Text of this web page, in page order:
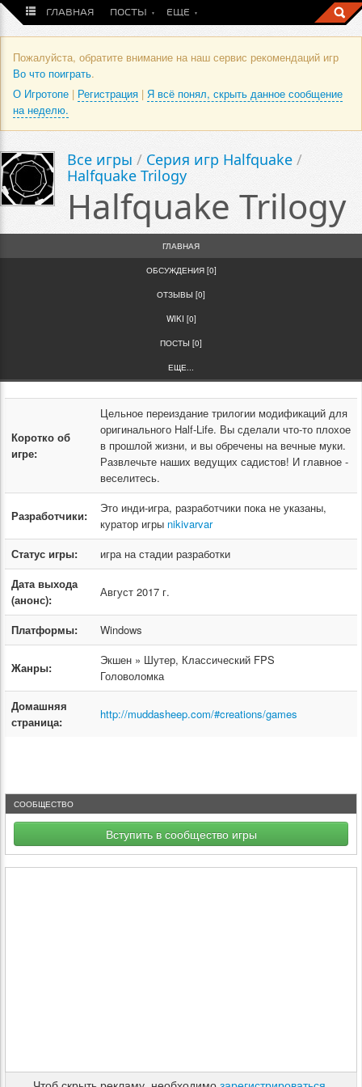
ГЛАВНАЯ ПОСТЫ ЕЩЕ
Пожалуйста, обратите внимание на наш сервис рекомендаций игр
Во что поиграть.
О Игротопе | Регистрация | Я всё понял, скрыть данное сообщение
на неделю.
Все игры / Серия игр Halfquake /
Halfquake Trilogy
Halfquake Trilogy
ГЛАВНАЯ
ОБСУЖДЕНИЯ [0]
ОТЗЫВЫ [0]
WIKI [0]
ПОСТЫ [0]
ЕЩЕ...
Коротко об
игре:
Цельное переиздание трилогии модификаций для
оригинального Half-Life. Вы сделали что-то плохое
в прошлой жизни, и вы обречены на вечные муки.
Развлечьте наших ведущих садистов! И главное -
веселитесь.
Разработчики:
Это инди-игра, разработчики пока не указаны,
куратор игры nikivarvar
Статус игры:
игра на стадии разработки
Дата выхода
(анонс):
Август 2017 г.
Платформы: Windows
Жанры:
Экшен » Шутер, Классический FPS
Головоломка
Домашняя
страница:
http://muddasheep.com/#creations/games
СООБЩЕСТВО
Вступить в сообщество игры